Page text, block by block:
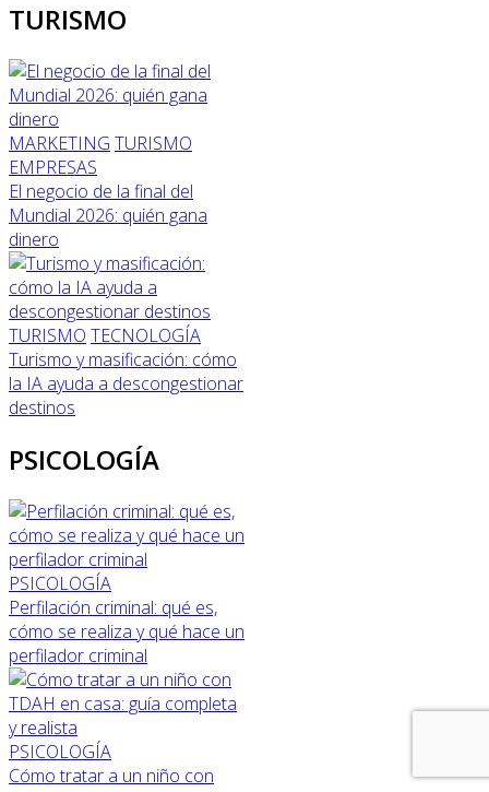
TURISMO
MARKETING TURISMO
EMPRESAS
El negocio de la final del
Mundial 2026: quién gana
dinero
TURISMO TECNOLOGÍA
Turismo y masificación: cómo
la IA ayuda a descongestionar
destinos
PSICOLOGÍA
PSICOLOGÍA
Perfilación criminal: qué es,
cómo se realiza y qué hace un
perfilador criminal
PSICOLOGÍA
Cómo tratar a un niño con